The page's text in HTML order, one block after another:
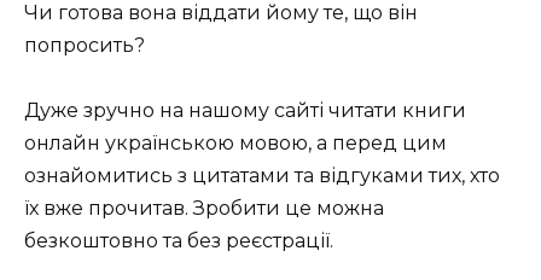
Чи готова вона віддати йому те, що він
попросить?
Дуже зручно на нашому сайті читати книги
онлайн українською мовою, а перед цим
ознайомитись з цитатами та відгуками тих, хто
їх вже прочитав. Зробити це можна
безкоштовно та без реєстрації.